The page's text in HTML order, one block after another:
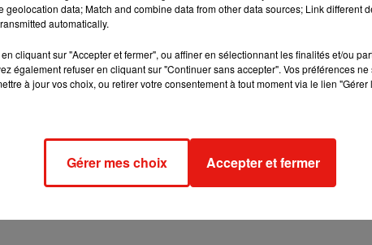
geolocation data; Match and combine data from other data sources; Link different
automatically.
cliquant sur "Accepter et fermer", ou affiner en sélectionnant les finalités et/ou
également refuser en cliquant sur "Continuer sans accepter". Vos préférences
à jour vos choix, ou retirer votre consentement à tout moment via le lien
Gérer mes choix Accepter et fermer